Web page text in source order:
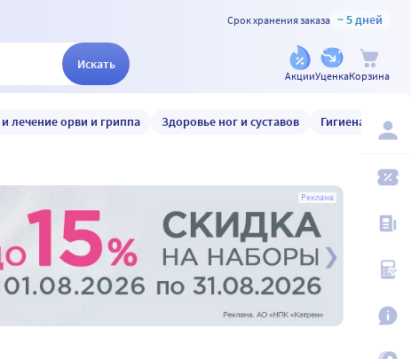
Срок хранения заказа ~ 5 дней
Искать
АкцииУценкаКорзина
лечение орви и гриппа Здоровье ног и суставов Гигиена и уход
Реклама